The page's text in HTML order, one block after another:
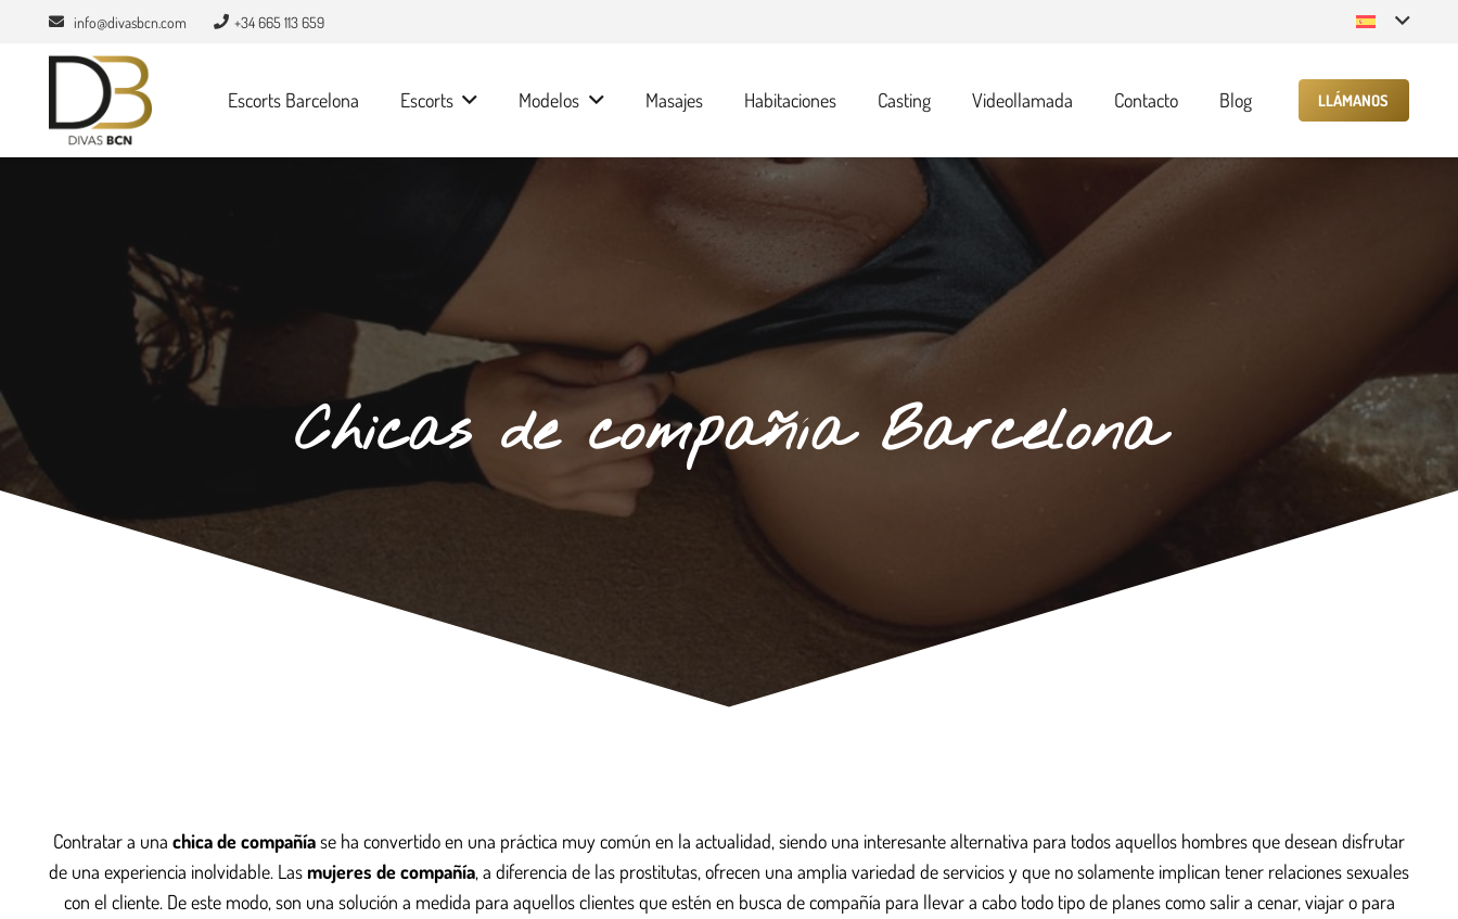
info@divasbcn.com +34 665 113 659
Escorts Barcelona Escorts Modelos Masajes Habitaciones Casting Videollamada Contacto Blog LLÁMANOS
Chicas de compañía Barcelona
Contratar a una chica de compañíase ha convertido en una práctica muy común en la actualidad, siendo una interesante alternativa para todos aquellos hombres que desean disfrutar
de una experiencia inolvidable. Lasmujeres de compañía, a diferencia de las prostitutas, ofrecen una amplia variedad de servicios y que no solamente implican tener relaciones sexuales
con el cliente. De este modo, son una solución a medida para aquellos clientes que estén en busca de compañía para llevar a cabo todo tipo de planes como salir a cenar, viajar o para